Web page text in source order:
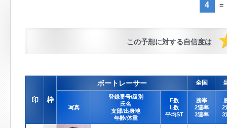
4 =
この予想に対する自信度は
印 枠
ボートレーサー 全国
写真
登録番号/級別
氏名
支部/出身地
年齢/体重
F数
L数
平均ST
勝率
2連率
3連率
2
3